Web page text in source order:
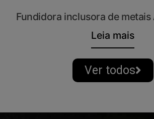
Fundidora inclusora de
Leia mais
Ver todos